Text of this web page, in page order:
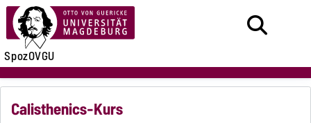
SpozOVGU
Calisthenics-Kurs